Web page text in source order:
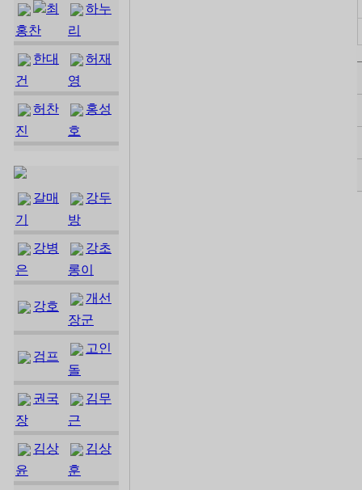
최
홍찬
하누
리
한대
건
허재
영
허찬
진
홍성
호
갈매
기
강두
방
강병
은
강초
롱이
강호
개선
장군
검프
고인
돌
권국
장
김무
근
김상
윤
김상
훈